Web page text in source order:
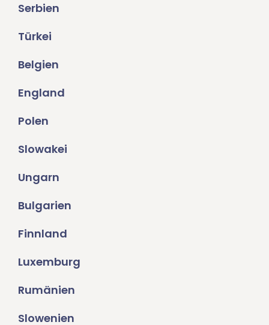
Serbien
Türkei
Belgien
England
Polen
Slowakei
Ungarn
Bulgarien
Finnland
Luxemburg
Rumänien
Slowenien